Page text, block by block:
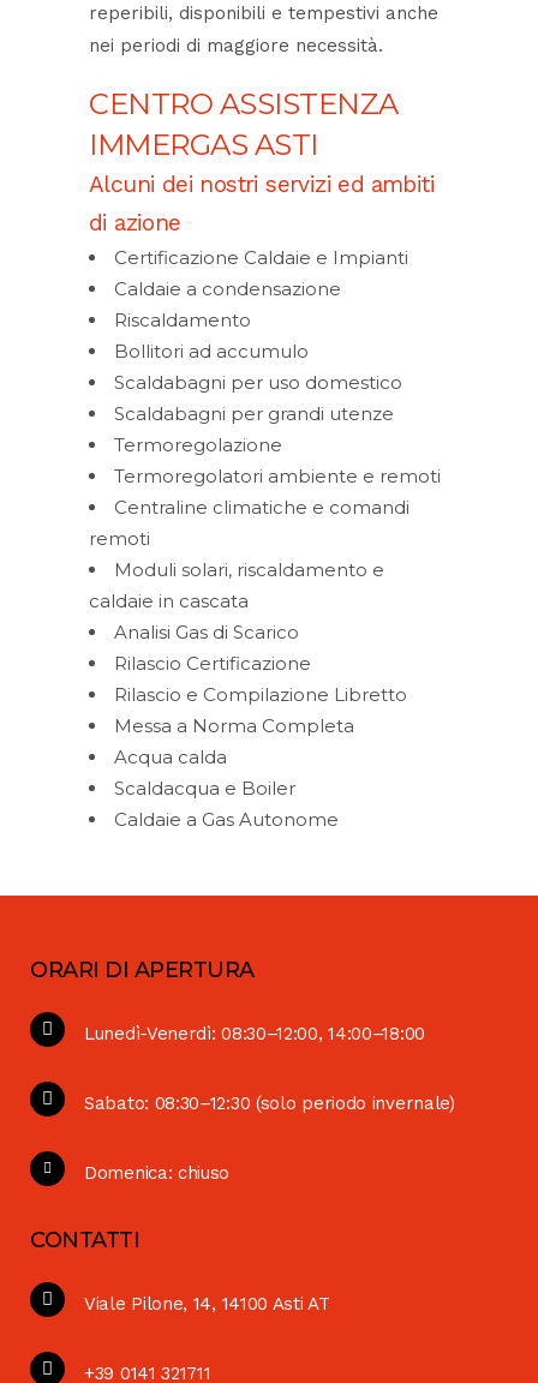
reperibili, disponibili e tempestivi anche
nei periodi di maggiore necessità.
CENTRO ASSISTENZA
IMMERGAS ASTI
Alcuni dei nostri servizi ed ambiti
di azione
Certificazione Caldaie e Impianti
Caldaie a condensazione
Riscaldamento
Bollitori ad accumulo
Scaldabagni per uso domestico
Scaldabagni per grandi utenze
Termoregolazione
Termoregolatori ambiente e remoti
Centraline climatiche e comandi
remoti
Moduli solari, riscaldamento e
caldaie in cascata
Analisi Gas di Scarico
Rilascio Certificazione
Rilascio e Compilazione Libretto
Messa a Norma Completa
Acqua calda
Scaldacqua e Boiler
Caldaie a Gas Autonome
ORARI DI APERTURA
Lunedì-Venerdì: 08:30–12:00, 14:00–18:00
Sabato: 08:30–12:30 (solo periodo invernale)
Domenica: chiuso
CONTATTI
Viale Pilone, 14, 14100 Asti AT
+39 0141 321711